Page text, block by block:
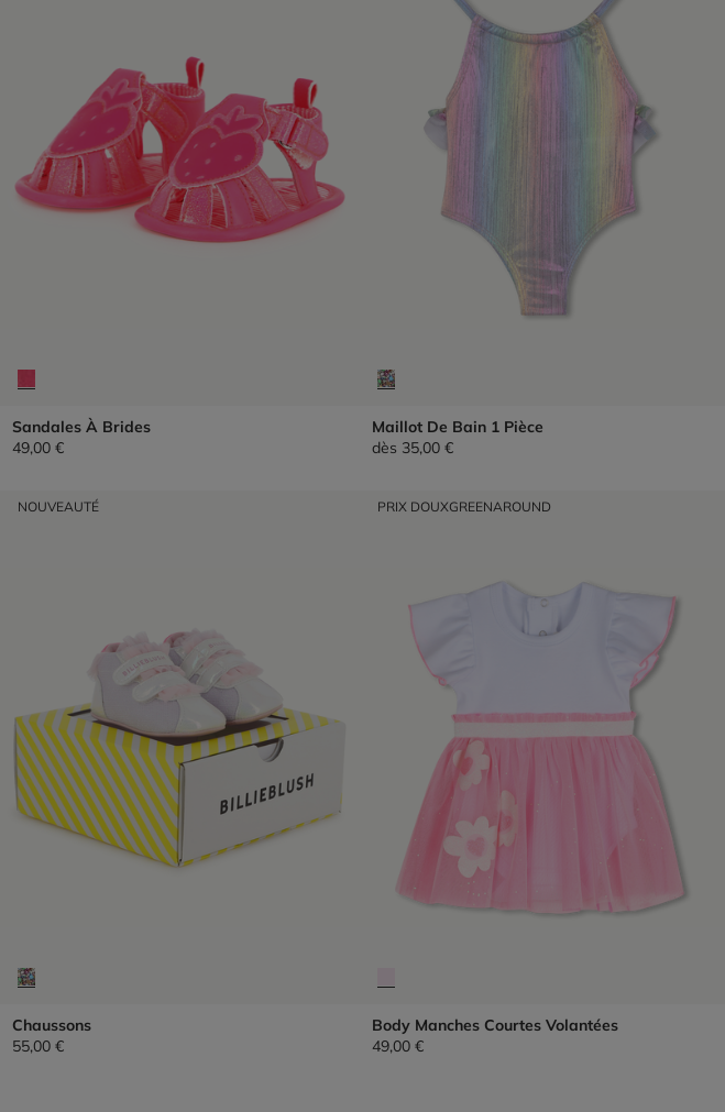
Sandales À Brides
49,00 €
Maillot De Bain 1 Pièce
dès 35,00 €
NOUVEAUTÉ
Chaussons
55,00 €
PRIX DOUXGREENAROUND
Body Manches Courtes Volantées
49,00 €